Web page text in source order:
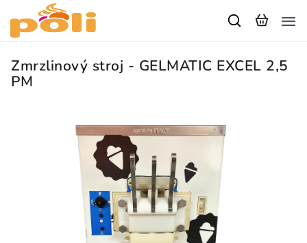
Zmrzlinový stroj - GELMATIC EXCEL 2,5
PM